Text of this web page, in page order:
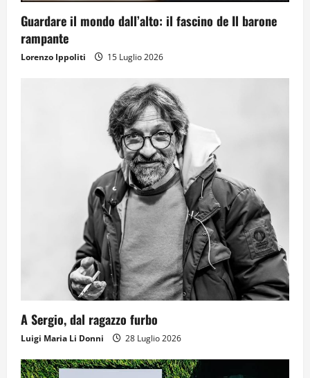
Guardare il mondo dall’alto: il fascino de Il barone
rampante
Lorenzo Ippoliti 15 Luglio 2026
A Sergio, dal ragazzo furbo
Luigi Maria Li Donni 28 Luglio 2026